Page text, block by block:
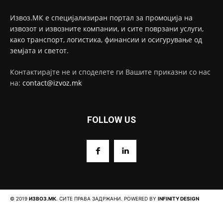
Извоз.МК е специјализиран портал за промоција на
извозот и извозните компании, и сите поврзани услуги,
како транспорт, логистика, финансии и осигурување од
земјата и светот.
Контактирајте не и споделете ги Вашите приказни со нас
на: contact@izvoz.mk
FOLLOW US
© 2019 ИЗВОЗ.МК. СИТЕ ПРАВА ЗАДРЖАНИ. POWERED BY INFINITY DESIGN